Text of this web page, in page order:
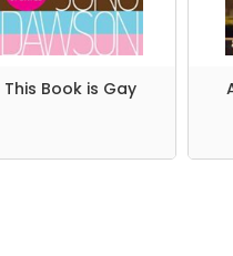
This Book is Gay